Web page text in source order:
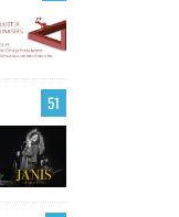
51